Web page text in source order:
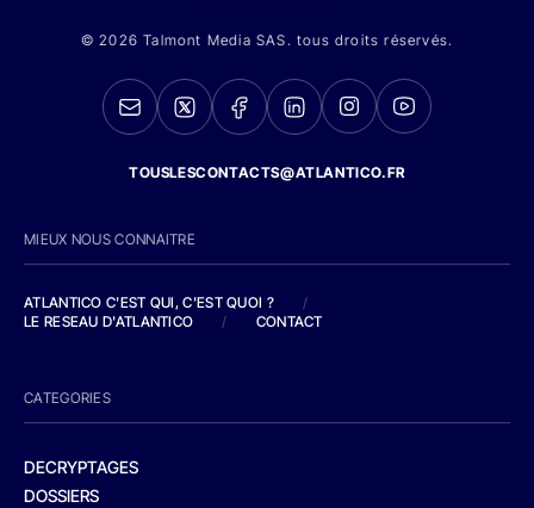
© 2026 Talmont Media SAS. tous droits réservés.
TOUSLESCONTACTS@ATLANTICO.FR
MIEUX NOUS CONNAITRE
ATLANTICO C'EST QUI, C'EST QUOI ?
/
LE RESEAU D'ATLANTICO
/ CONTACT
CATEGORIES
DECRYPTAGES
DOSSIERS